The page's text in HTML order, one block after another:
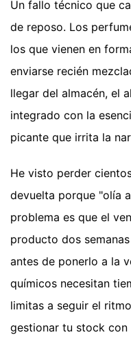
Un fallo técnico que
de reposo. Los
los que vienen en
enviarse recién
llegar del almacén, el
integrado con la
picante que irrita la
He visto perder
devuelta porque "olía
problema es que el
producto dos
antes de ponerlo a la
químicos necesitan
limitas a seguir el
gestionar tu stock con